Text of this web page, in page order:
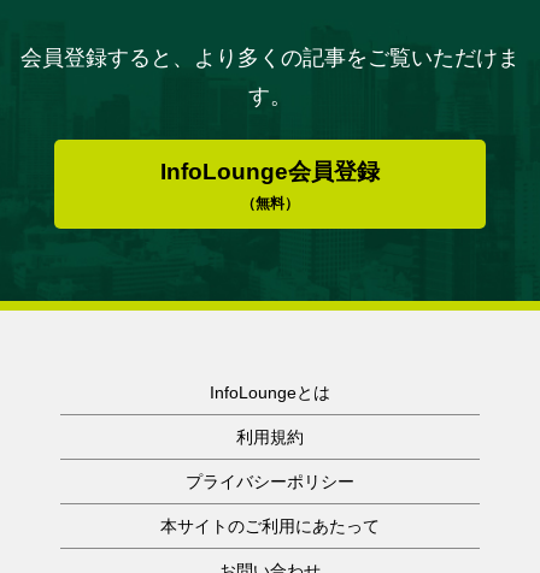
会員登録すると、より多くの記事をご覧いただけま
す。
InfoLounge会員登録
（無料）
InfoLoungeとは
利用規約
プライバシーポリシー
本サイトのご利用にあたって